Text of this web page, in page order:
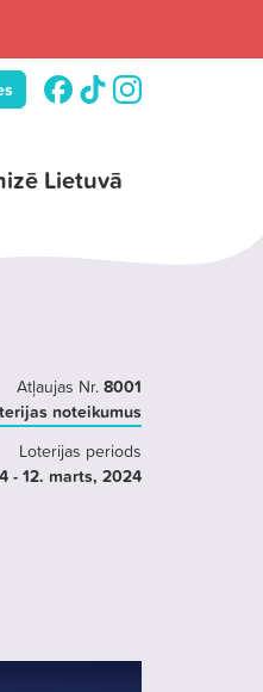
Lietuvā
Atļaujas Nr. 8001
noteikumus
Loterijas periods
- 12. marts, 2024